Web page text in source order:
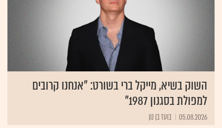
השוק בשיא, מייקל ברי בשורט: "אנחנו קרובים
למפולת בסגנון 1987"
05.08.2026 בועז בן נון